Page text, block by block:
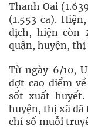
Thanh Oai
(1.553 ca).
dịch, hiện còn
quận, huyện, thị
Từ ngày 6/10,
đợt cao điểm
sốt xuất
huyện, thị xã đã
chỉ số muỗi